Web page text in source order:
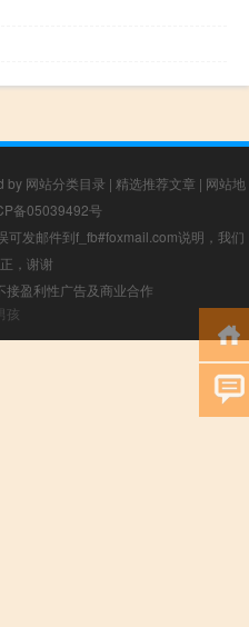
by 网站分类目录 | 精选推荐文章 | 网站地
备05039492号
可发邮件到f_fb#foxmail.com说明，我们
，谢谢
盈利性广告及商业合作
孩